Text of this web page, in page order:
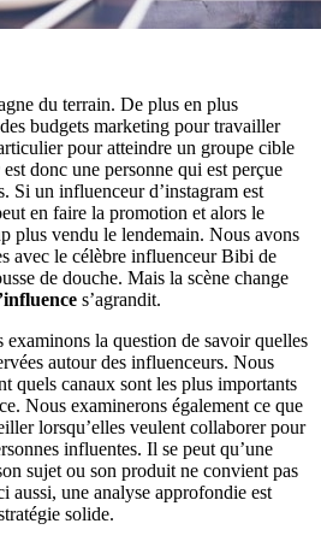
du terrain. De plus en plus
budgets marketing pour travailler
pour atteindre un groupe cible
est donc une personne qui est perçue
Si un influenceur d’instagram est
en faire la promotion et alors le
plus vendu le lendemain. Nous avons
avec le célèbre influenceur Bibi de
de douche. Mais la scène change
s’agrandit.
la question de savoir quelles
autour des influenceurs. Nous
quels canaux sont les plus importants
Nous examinerons également ce que
lorsqu’elles veulent collaborer pour
influentes. Il se peut qu’une
sujet ou son produit ne convient pas
aussi, une analyse approfondie est
solide.